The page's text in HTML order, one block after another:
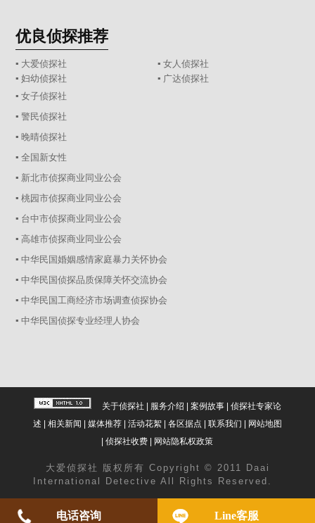
优良侦探推荐
▪ 大爱侦探社
▪ 女人侦探社
▪ 妇幼侦探社
▪ 广达侦探社
▪ 女子侦探社
▪ 警民侦探社
▪ 晚晴侦探社
▪ 全国新女性
▪ 新北市侦探商业同业公会
▪ 桃园市侦探商业同业公会
▪ 台中市侦探商业同业公会
▪ 高雄市侦探商业同业公会
▪ 中华民国婚姻感情家庭暴力关怀协会
▪ 中华民国侦探品质保障关怀交流协会
▪ 中华民国工商经济市场调查侦探协会
▪ 中华民国侦探专业经理人协会
关于侦探社 | 服务介绍 | 案例故事| 侦探社专家论
述 | 相关新闻 | 媒体推荐| 活动花絮| 各区据点 | 联系我们 | 网站地图
|侦探社收费 | 网站隐私权政策
大爱 侦探社
版权所有 Copyright © 2011 Daai
International Detective All Rights Reserved.
电话咨询 Line客服